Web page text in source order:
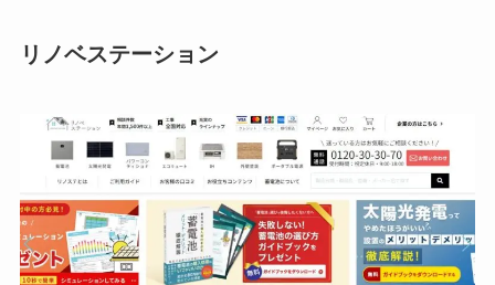
リノベステーション